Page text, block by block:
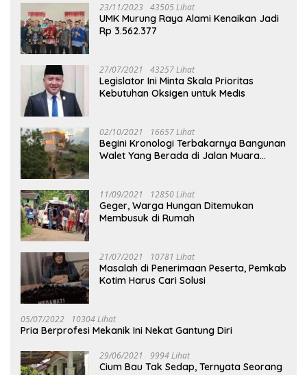
23/11/2023 43505 Lihat
UMK Murung Raya Alami Kenaikan Jadi
Rp 3.562.377
27/07/2021 43257 Lihat
Legislator Ini Minta Skala Prioritas
Kebutuhan Oksigen untuk Medis
02/10/2021 16657 Lihat
Begini Kronologi Terbakarnya Bangunan
Walet Yang Berada di Jalan Muara
11/09/2021 12850 Lihat
Geger, Warga Hungan Ditemukan
Membusuk di Rumah
21/07/2021 10781 Lihat
Masalah di Penerimaan Peserta, Pemkab
Kotim Harus Cari Solusi
05/07/2022 10304 Lihat
Pria Berprofesi Mekanik Ini Nekat Gantung Diri
29/06/2021 9994 Lihat
Cium Bau Tak Sedap, Ternyata Seorang